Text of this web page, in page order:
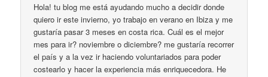
Hola! tu blog me está ayudando mucho a decidir donde
quiero ir este invierno, yo trabajo en verano en Ibiza y me
gustaría pasar 3 meses en costa rica. Cuál es el mejor
mes para ir? noviembre o diciembre? me gustaría recorrer
el país y a la vez ir haciendo voluntariados para poder
costearlo y hacer la experiencia más enriquecedora. He